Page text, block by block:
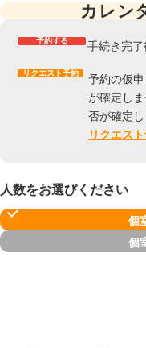
カレン
予約する 手続き完了
リクエスト予約
予約の仮
が確定し
否が確定し
リクエス
人数をお選びください
個
個